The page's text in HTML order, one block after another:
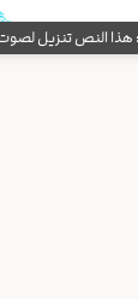
النص تنزيل لصوت